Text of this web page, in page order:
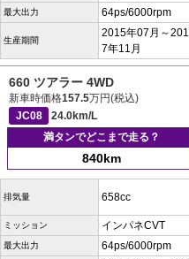
最大出力 64ps/6000rpm
生産期間
2015年07月～201
7年11月
660 ツアラー 4WD
新車時価格157.5万円(税込)
JC08
24.0km/L
満タンでどこまで走る？
840km
排気量 658cc
ミッション インパネCVT
最大出力 64ps/6000rpm